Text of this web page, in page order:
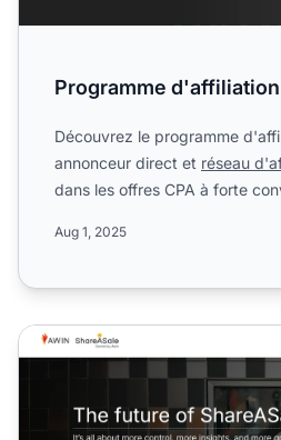
Programme
Découvrez le programme
annonceur direct et réseau
dans les offres CPA à forte
Aug 1, 2025
Programme d'affiliation